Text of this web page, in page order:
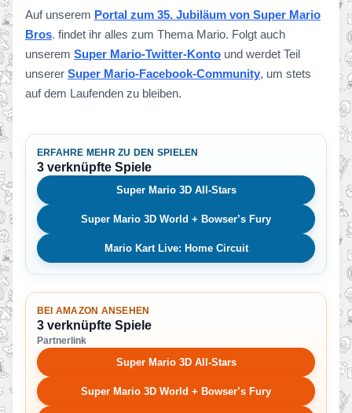
Auf unserem Portal zum 35. Jubiläum von Super Mario
Bros. findet ihr alles zum Thema Mario. Folgt auch
unserem Super Mario-Twitter-Konto und werdet Teil
unserer Super Mario-Facebook-Community, um stets
auf dem Laufenden zu bleiben.
ERFAHRE MEHR ZU DEN SPIELEN
3 verknüpfte Spiele
Super Mario 3D All-Stars
Super Mario 3D World + Bowser’s Fury
Mario Kart Live: Home Circuit
BEI AMAZON ANSEHEN
3 verknüpfte Spiele
Partnerlink
Super Mario 3D All-Stars
Super Mario 3D World + Bowser’s Fury